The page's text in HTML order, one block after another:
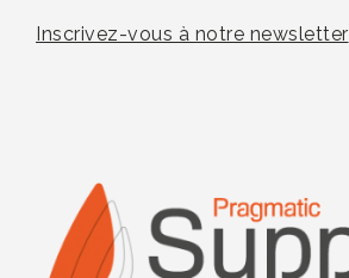
Inscrivez-vous à notre newsletter